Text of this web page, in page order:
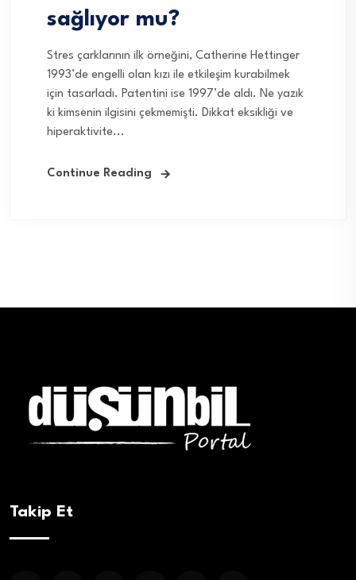
sağlıyor mu?
Stres çarklarının ilk örneğini, Catherine Hettinger
1993’de engelli olan kızı ile etkileşim kurabilmek
için tasarladı. Patentini ise 1997’de aldı. Ne yazık
ki kimsenin ilgisini çekmemişti. Dikkat eksikliği ve
hiperaktivite...
Continue Reading
Takip Et